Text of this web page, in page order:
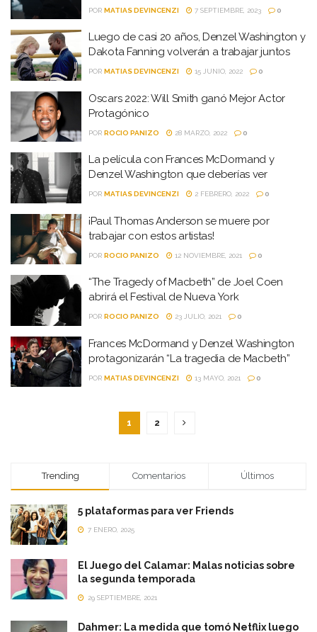
POR MATIAS DEVINCENZI 7 SEPTIEMBRE, 2023 0
Luego de casi 20 años, Denzel Washington y
Dakota Fanning volverán a trabajar juntos
POR MATIAS DEVINCENZI 15 JUNIO, 2022 0
Oscars 2022: Will Smith ganó Mejor Actor
Protagónico
POR ROCIO PANIZO 28 MARZO, 2022 0
La película con Frances McDormand y
Denzel Washington que deberías ver
POR MATIAS DEVINCENZI 2 FEBRERO, 2022 0
¡Paul Thomas Anderson se muere por
trabajar con estos artistas!
POR ROCIO PANIZO 12 NOVIEMBRE, 2021 0
“The Tragedy of Macbeth” de Joel Coen
abrirá el Festival de Nueva York
POR ROCIO PANIZO 23 JULIO, 2021 0
Frances McDormand y Denzel Washington
protagonizarán “La tragedia de Macbeth”
POR MATIAS DEVINCENZI 13 MAYO, 2021 0
1 2
Trending Comentarios Últimos
5 plataformas para ver Friends
7 ENERO, 2025
El Juego del Calamar: Malas noticias sobre
la segunda temporada
29 SEPTIEMBRE, 2021
Dahmer: La medida que tomó Netflix luego